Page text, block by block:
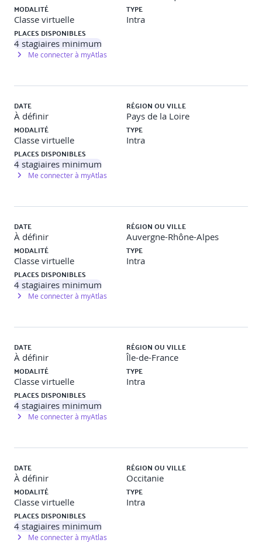
· Contrôle d'une maquette IFC
· Configuration des classes d'objets/catégorie Revit
· Préparation d’un gabarit Revit IFC
jusqu’au DOE numérique et l’apport de l’IA dans le
BIM
· Introduction à l’OPENBIM
· Le standard IFC 4.3
· Le format BCF (BIM Collaboration Format)
· Protocole d’échange et DOE numérique
· La place de l’Intelligence Artificielle dans le BIM
MODALITÉ
Classe virtuelle
TYPE
Intra
PLACES DISPONIBLES
4 stagiaires minimum
Me connecter à myAtlas
DATE
À définir
RÉGION OU VILLE
Pays de la Loire
MODALITÉ
Classe virtuelle
TYPE
Intra
PLACES DISPONIBLES
4 stagiaires minimum
Me connecter à myAtlas
DATE
À définir
RÉGION OU VILLE
Auvergne-Rhône-Alpes
MODALITÉ
Classe virtuelle
TYPE
Intra
PLACES DISPONIBLES
4 stagiaires minimum
Me connecter à myAtlas
DATE
À définir
RÉGION OU VILLE
Île-de-France
MODALITÉ
Classe virtuelle
TYPE
Intra
PLACES DISPONIBLES
4 stagiaires minimum
Me connecter à myAtlas
DATE
À définir
RÉGION OU VILLE
Occitanie
MODALITÉ
Classe virtuelle
TYPE
Intra
PLACES DISPONIBLES
4 stagiaires minimum
Me connecter à myAtlas